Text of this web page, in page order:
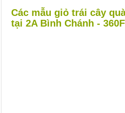
Các mẫu giỏ trái cây
tại 2A Bình Chánh -